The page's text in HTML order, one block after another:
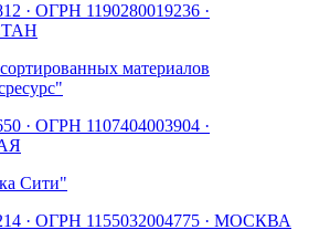
· ОГРН 1190280019236 ·
материалов
· ОГРН 1107404003904 ·
Сити"
· ОГРН 1155032004775 · МОСКВА